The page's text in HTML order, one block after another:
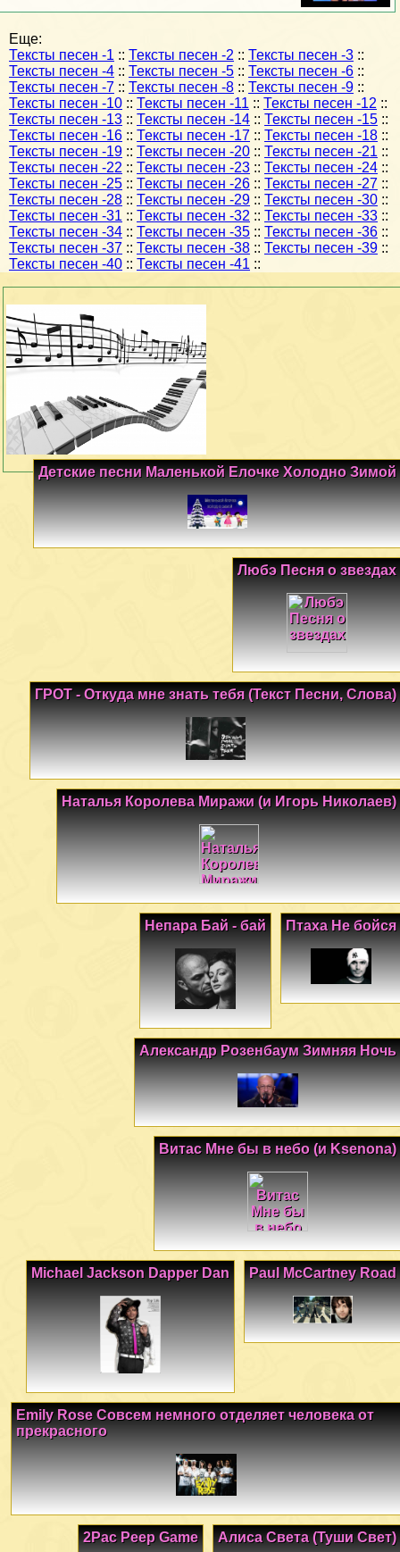
Еще:
Тексты песен -1 :: Тексты песен -2 :: Тексты песен -3 ::
Тексты песен -4 :: Тексты песен -5 :: Тексты песен -6 ::
Тексты песен -7 :: Тексты песен -8 :: Тексты песен -9 ::
Тексты песен -10 :: Тексты песен -11 :: Тексты песен -12 ::
Тексты песен -13 :: Тексты песен -14 :: Тексты песен -15 ::
Тексты песен -16 :: Тексты песен -17 :: Тексты песен -18 ::
Тексты песен -19 :: Тексты песен -20 :: Тексты песен -21 ::
Тексты песен -22 :: Тексты песен -23 :: Тексты песен -24 ::
Тексты песен -25 :: Тексты песен -26 :: Тексты песен -27 ::
Тексты песен -28 :: Тексты песен -29 :: Тексты песен -30 ::
Тексты песен -31 :: Тексты песен -32 :: Тексты песен -33 ::
Тексты песен -34 :: Тексты песен -35 :: Тексты песен -36 ::
Тексты песен -37 :: Тексты песен -38 :: Тексты песен -39 ::
Тексты песен -40 :: Тексты песен -41 ::
Детские песни Маленькой Елочке Холодно Зимой
Любэ Песня о звездах
ГРОТ - Откуда мне знать тебя (Текст Песни, Слова)
Наталья Королева Миражи (и Игорь Николаев)
Птаха Не бойся
Непара Бай - бай
Александр Розенбаум Зимняя Ночь
Витас Мне бы в небо (и Ksenona)
Paul McCartney Road
Michael Jackson Dapper Dan
Emily Rose Совсем немного отделяет человека от
прекрасного
Алиса Света (Туши Свет)
2Pac Peep Game